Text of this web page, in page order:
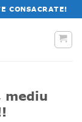
CONSACRATE!
mediu